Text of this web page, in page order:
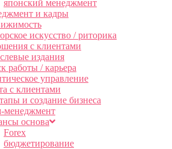
японский менеджмент
и кадры
искусство / риторика
с клиентами
издания
работы / карьера
управление
с клиентами
и создание бизнеса
менеджмент
основа
Forex
бюджетирование